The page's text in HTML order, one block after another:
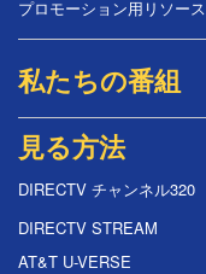
プロモーション用リソース
私たちの番組
見る方法
DIRECTV チャンネル320
DIRECTV STREAM
AT&T U-VERSE